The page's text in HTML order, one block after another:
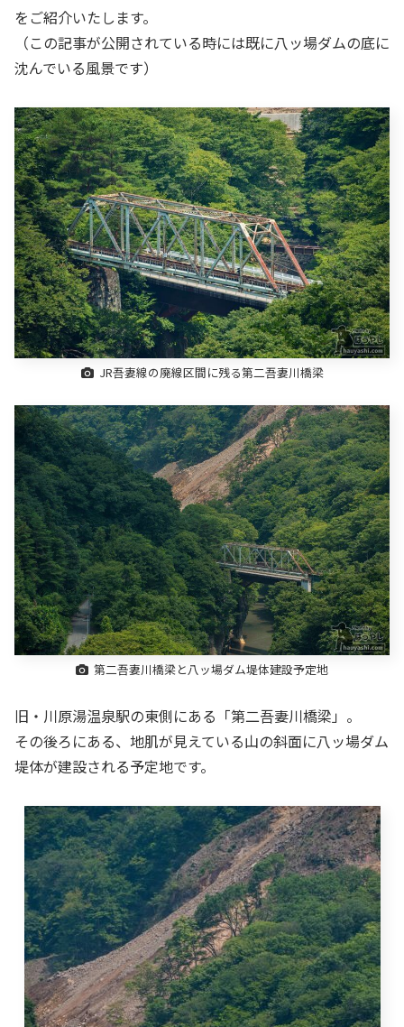
をご紹介いたします。
（この記事が公開されている時には既に八ッ場ダムの底に
沈んでいる風景です）
JR吾妻線の廃線区間に残る第二吾妻川橋梁
第二吾妻川橋梁と八ッ場ダム堤体建設予定地
旧・川原湯温泉駅の東側にある「第二吾妻川橋梁」。
その後ろにある、地肌が見えている山の斜面に八ッ場ダム
堤体が建設される予定地です。